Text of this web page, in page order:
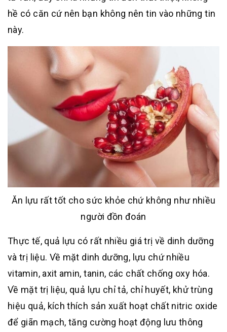
hề có căn cứ nên bạn không nên tin vào những tin
này.
Ăn lựu rất tốt cho sức khỏe chứ không như nhiều
người đồn đoán
Thực tế, quả lựu có rất nhiều giá trị về dinh dưỡng
và trị liệu. Về mặt dinh dưỡng, lựu chứ nhiều
vitamin, axit amin, tanin, các chất chống oxy hóa.
Về mặt trị liệu, quả lựu chỉ tả, chỉ huyết, khử trùng
hiệu quả, kích thích sản xuất hoạt chất nitric oxide
để giãn mạch, tăng cường hoạt động lưu thông